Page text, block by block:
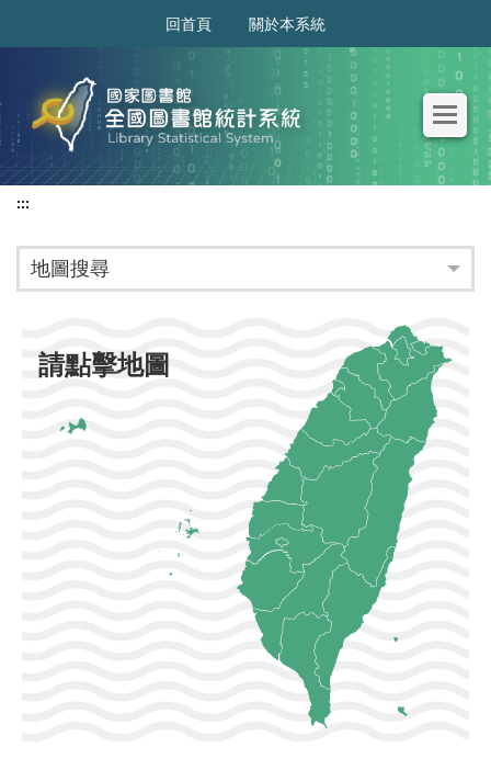
回首頁 關於本系統
:::
地圖搜尋
請點擊地圖